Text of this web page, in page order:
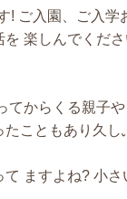
! ご入園、ご入
楽しんでくだ
からくる親子
こともあり久
ますよね? 小